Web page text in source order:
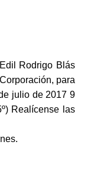
Rodrigo Blás
para
julio de 2017 9
Realícense las